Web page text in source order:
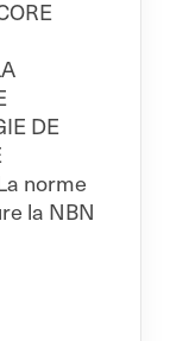
DE
norme
la NBN